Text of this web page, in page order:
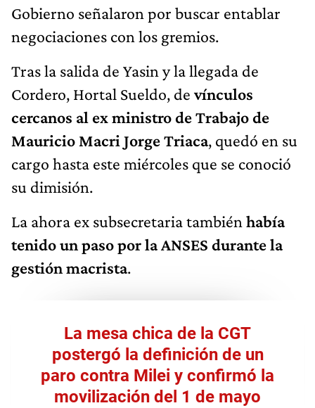
Gobierno señalaron por buscar entablar
negociaciones con los gremios.
Tras la salida de Yasin y la llegada de
Cordero, Hortal Sueldo, devínculos
cercanos al ex ministro de Trabajo de
Mauricio Macri Jorge Triaca, quedó en su
cargo hasta este miércoles que se conoció
su dimisión.
La ahora ex subsecretaria también había
tenido un paso por la ANSES durante la
gestión macrista.
La mesa chica de la CGT
postergó la definición de un
paro contra Milei y confirmó la
movilización del 1 de mayo